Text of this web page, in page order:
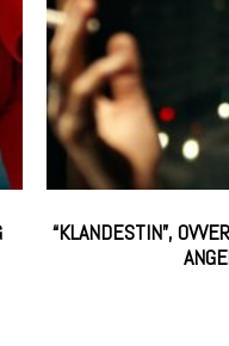
“KLANDESTIN”,